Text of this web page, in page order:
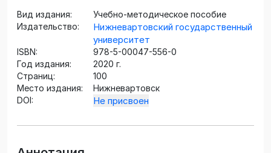
Вид издания:
Учебно-методическое пособие
Издательство:
Нижневартовский государственный
университет
ISBN:
978-5-00047-556-0
Год издания:
2020 г.
Страниц:
100
Место издания:
Нижневартовск
DOI:
Не присвоен